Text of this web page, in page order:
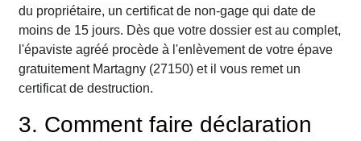
du propriétaire, un certificat de non-gage qui date de
moins de 15 jours. Dès que votre dossier est au complet,
l'épaviste agréé procède à l'enlèvement de votre épave
gratuitement Martagny (27150) et il vous remet un
certificat de destruction.
3. Comment faire déclaration